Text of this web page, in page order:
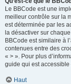
Le BBCode est une
meilleur contrôle sur la
est déterminée par les
la désactiver sur
BBCode est similaire à
contenues entre des
« > ». Pour plus
guide qui est
Haut